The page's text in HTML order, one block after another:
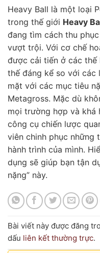
Heavy Ball là một loại
trong thế giới Heavy
đang tìm cách thu
vượt trội. Với cơ chế
được cải tiến ở các thế
thế đáng kể so với
mặt với các mục tiêu
Metagross. Mặc dù
mọi trường hợp và khá
công cụ chiến lược
viên chinh phục những
hành trình của mình.
dụng sẽ giúp bạn tận
nặng” này.
Bài viết này được đăng
dấu liên kết thường trực.